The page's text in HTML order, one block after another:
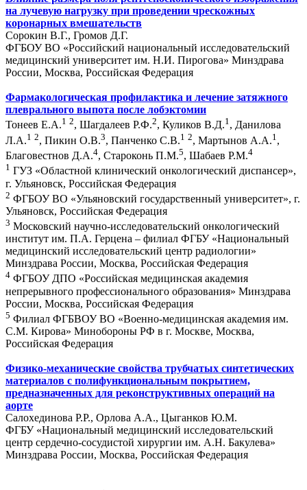
на лучевую нагрузку при проведении чрескожных
коронарных вмешательств
Сорокин В.Г., Громов Д.Г.
ФГБОУ ВО «Российский национальный исследовательский
медицинский университет им. Н.И. Пирогова» Минздрава
России, Москва, Российская Федерация
Фармакологическая профилактика и лечение затяжного
плеврального выпота после лобэктомии
Тонеев Е.А.1 2, Шагдалеев Р.Ф.2, Куликов В.Д.1, Данилова
Л.А.1 2, Пикин О.В.3, Панченко С.В.1 2, Мартынов А.А.1 ,
Благовестнов Д.А.4, Староконь П.М.5, Шабаев Р.М.4
1 ГУЗ «Областной клинический онкологический диспансер»,
г. Ульяновск, Российская Федерация
2 ФГБОУ ВО «Ульяновский государственный университет», г.
Ульяновск, Российская Федерация
3 Московский научно-исследовательский онкологический
институт им. П.A. Герцена – филиал ФГБУ «Национальный
медицинский исследовательский центр радиологии»
Минздрава России, Москва, Российская Федерация
4 ФГБОУ ДПО «Российская медицинская академия
непрерывного профессионального образования» Минздрава
России, Москва, Российская Федерация
5 Филиал ФГБВОУ ВО «Военно-медицинская академия им.
С.М. Кирова» Минобороны РФ в г. Москве, Москва,
Российская Федерация
Физико-механические свойства трубчатых синтетических
материалов с полифункциональным покрытием,
предназначенных для реконструктивных операций на
аорте
Салохединова Р.Р., Орлова А.А., Цыганков Ю.М.
ФГБУ «Национальный медицинский исследовательский
центр сердечно-сосудистой хирургии им. А.Н. Бакулева»
Минздрава России, Москва, Российская Федерация